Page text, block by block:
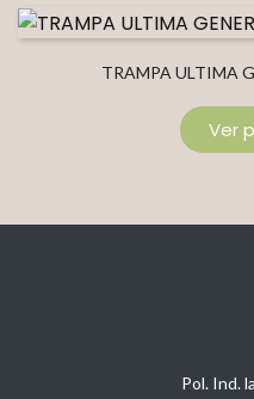
TRAMPA ULTIMA
Ver
Pol. Ind.